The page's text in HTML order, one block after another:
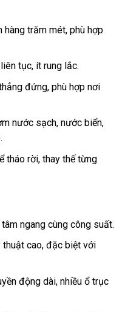
trăm mét, phù hợp
tục, ít rung lắc.
đứng, phù hợp nơi
nước sạch, nước biển,
tháo rời, thay thế từng
ngang cùng công suất.
thuật cao, đặc biệt với
động dài, nhiều ổ trục